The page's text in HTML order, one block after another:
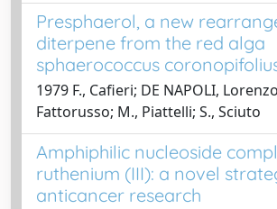
Presphaerol, a new
diterpene from the red alga
sphaerococcus
1979 F., Cafieri; DE NAPOLI,
Fattorusso; M., Piattelli; S., Sciuto
Amphiphilic nucleoside
ruthenium (III): a novel
anticancer research